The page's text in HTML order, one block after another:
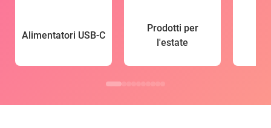
Alimentatori USB-C
Prodotti per
l'estate